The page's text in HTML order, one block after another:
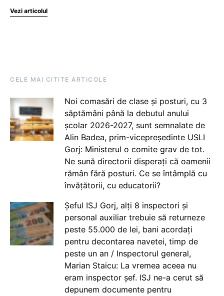
Vezi articolul
CELE MAI CITITE ARTICOLE
Noi comasări de clase și posturi, cu 3
săptămâni până la debutul anului
școlar 2026-2027, sunt semnalate de
Alin Badea, prim-vicepreședinte USLI
Gorj: Ministerul o comite grav de tot.
Ne sună directorii disperați că oamenii
rămân fără posturi. Ce se întâmplă cu
învățătorii, cu educatorii?
Șeful ISJ Gorj, alți 8 inspectori și
personal auxiliar trebuie să returneze
peste 55.000 de lei, bani acordați
pentru decontarea navetei, timp de
peste un an / Inspectorul general,
Marian Staicu: La vremea aceea nu
eram inspector șef. ISJ ne-a cerut să
depunem documente pentru